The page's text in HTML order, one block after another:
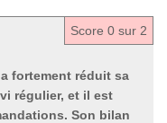
Score 0 sur 2
fortement réduit sa
régulier, et il est
Son bilan